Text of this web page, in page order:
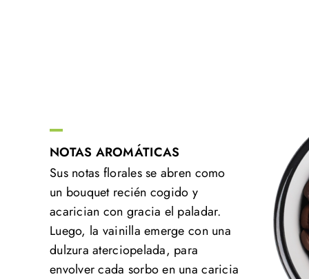
NOTAS AROMÁTICAS
Sus notas florales se abren como
un bouquet recién cogido y
acarician con gracia el paladar.
Luego, la vainilla emerge con una
dulzura aterciopelada, para
envolver cada sorbo en una caricia